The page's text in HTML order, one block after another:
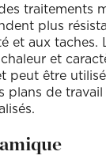
traitements
plus
et aux taches.
et
peut être
plans de